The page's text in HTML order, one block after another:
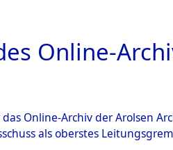
ARCHIVALE
Online-
Online-Archiv der Arolsen
als oberstes